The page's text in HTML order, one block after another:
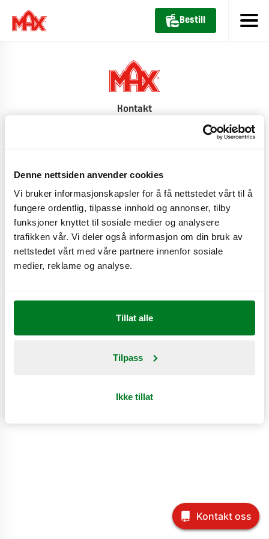
Denne nettsiden anvender cookies
Vi bruker informasjonskapsler for å få nettstedet vårt til å
fungere ordentlig, tilpasse innhold og annonser, tilby
funksjoner knyttet til sosiale medier og analysere
trafikken vår. Vi deler også informasjon om din bruk av
nettstedet vårt med våre partnere innenfor sosiale
medier, reklame og analyse.
Tillat alle
Tilpass
Ikke tillat
Bestill
Kontakt
Personvernerklæring
Cookiepolicy
Country: Norge
Kontakt oss